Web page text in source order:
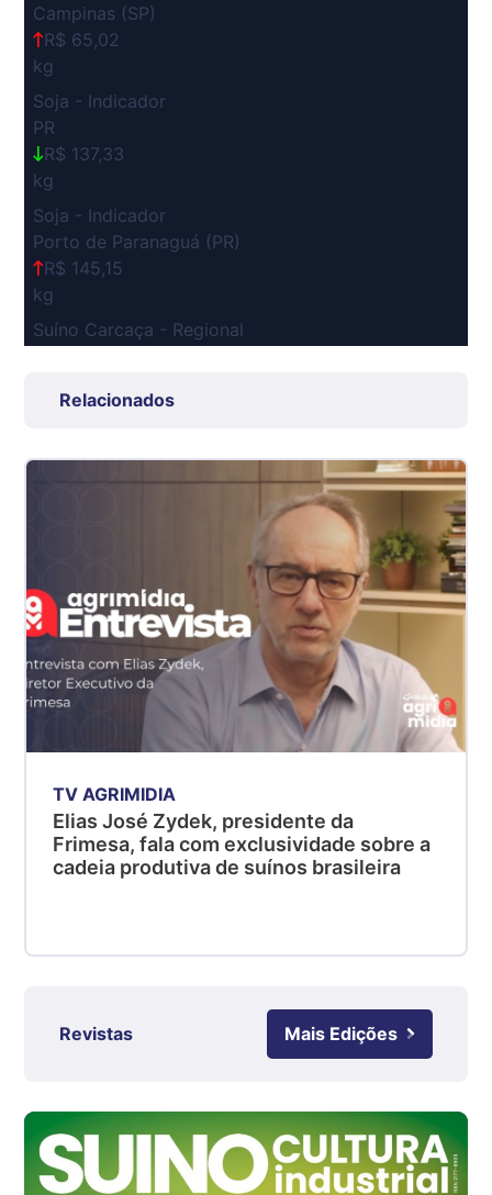
Campinas (SP)
R$ 65,02
kg
Soja - Indicador
PR
R$ 137,33
kg
Soja - Indicador
Porto de Paranaguá (PR)
R$ 145,15
kg
Suíno Carcaça - Regional
MG
R$ 5,04
kg
Suíno - Estadual
PR
kg
Suíno - Estadual
SC
R$ 4,48
kg
R$ 4,61
Grande São Paulo (SP)
Ovo Branco - Regional
Branco
R$ 145,34
Relacionados
TV AGRIMIDIA
Elias José Zydek, presidente da
Frimesa, fala com exclusividade sobre a
cadeia produtiva de suínos brasileira
Revistas Mais Edições